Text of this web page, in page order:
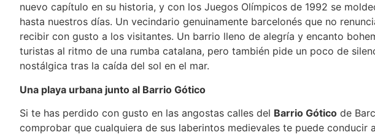
nuevo capítulo en su historia, y con los Juegos Olímpicos de 1992 se
hasta nuestros días. Un vecindario genuinamente barcelonés que no
recibir con gusto a los visitantes. Un barrio lleno de alegría y encanto
turistas al ritmo de una rumba catalana, pero también pide un poco de
nostálgica tras la caída del sol en el mar.
Una playa urbana junto al Barrio Gótico
Si te has perdido con gusto en las angostas calles del Barrio Gótico de
comprobar que cualquiera de sus laberintos medievales te puede conducir